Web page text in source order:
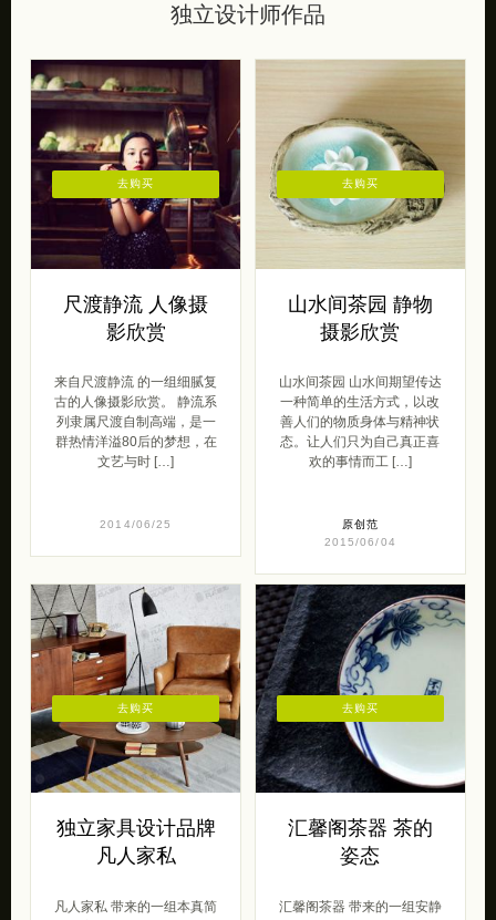
独立设计师作品
尺渡静流 人像摄
影欣赏
来自尺渡静流 的一组细腻复
古的人像摄影欣赏。 静流系
列隶属尺渡自制高端，是一
群热情洋溢80后的梦想，在
文艺与时 […]
2014/06/25
去购买
山水间茶园 静物
摄影欣赏
山水间茶园 山水间期望传达
一种简单的生活方式，以改
善人们的物质身体与精神状
态。让人们只为自己真正喜
欢的事情而工 […]
原创范
2015/06/04
去购买
独立家具设计品牌
凡人家私
凡人家私 带来的一组本真简
去购买
汇馨阁茶器 茶的
姿态
汇馨阁茶器 带来的一组安静
去购买